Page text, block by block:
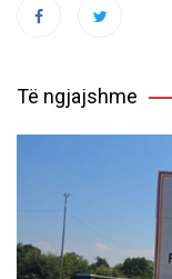
Të ngjajshme